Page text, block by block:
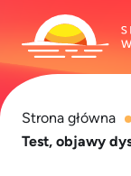
Strona główna
Test, objawy